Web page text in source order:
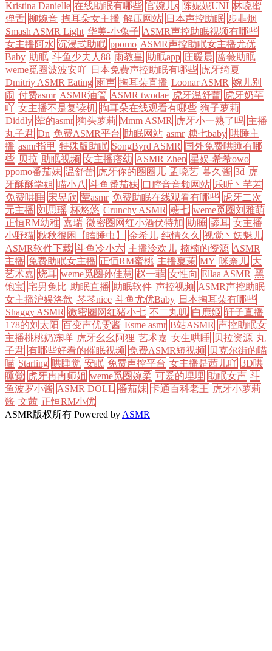
Kristina Danielle 在线助眠有哪些 官婉儿s 陈妮妮UNI 林晓蜜
弹舌 柳婉音 掏耳朵女主播 解压网站 日本声控助眠 步韭烟
Smash ASMR Light 华美-小兔子 ASMR声控助眠视频有哪些
女主播阿水 沉浸式助眠 ppomo ASMR声控助眠女主播尤优
Baby 助眠 斗鱼少夫人88 雨教皇 助眠app 庄暖晨 蔷薇助眠
weme觅圈波波安吖 日本免费声控助眠有哪些 虎牙绮夏
Dmitriy ASMR Eating 雨声 掏耳朵直播 Loonar ASMR 婉儿别
闹 付费asmr ASMR油管 ASMR twodae 虎牙温舒蕾 虎牙奶芊
吖 女主播不是复读机 掏耳朵在线观看有哪些 狗子萝莉
Diddly 荤的asmr 狗头萝莉 Mmm ASMR 虎牙小一熟了吗 主播
丸子君 Dn 免费ASMR平台 助眠网站 asmr 糖七baby 哄睡主
播 asmr指甲 特殊版助眠 SongByrd ASMR 国外免费哄睡有哪
些 贝拉 助眠视频 女主播痞幼 ASMR Zhen 星娱-希希owo
ppomo番茄妹 温舒蕾 虎牙你的圈圈儿 孟晓艺 暮久酱 3d 虎
牙酥酥学姐 喵小八 斗鱼番茄妹 口腔音音频网站 乐听丶芊若
免费哄睡 宋昱欣 荤asmr 免费助眠在线观看有哪些 虎牙二次
元主播 刘思瑶 杯悠悠 Crunchy ASMR 糖七 weme觅圈刘雅萌
正恒RM幼稚 嘉瑞 微密圈网红小酒伏特加 助睡 舔耳 女主播
小野猫 秋秋很困【瞌睡虫】 金希儿 纯情久久 视觉丶妖魅儿
ASMR软件下载 斗鱼冷小六 主播泠欢儿 楠楠的资源 ASMR
主播 免费助眠女主播 正恒RM蜜桃 主播夏茉 MY 咪奈儿 大
艺术嘉 烧耳 weme觅圈孙佳慧 赵一菲 女性向 Ellaa ASMR 黑
饱宝 宅男兔比 助眠直播 助眠软件 声控视频 ASMR声控助眠
女主播沪娱洛歆 琴琴nice 斗鱼尤优Baby 日本掏耳朵有哪些
Shaggy ASMR 微密圈网红猪小七 不二丸叽 白鹿姬 轩子直播
178的刘太阳 百变声优雯酱 Esme asmr B站ASMR 声控助眠女
主播桃桃奶冻咩 虎牙幺幺阿狸 艺术嘉 女生哄睡 贝拉资源 丸
子君 有哪些好看的催眠视频 免费ASMR短视频 贝克尔街的喵
喵 Starling 哄睡觉 安眠 免费声控平台 女主播是茜儿吖 3D哄
睡觉 虎牙冉冉师姐 weme觅圈婉柔 可爱的埋埋 助眠女声 斗
鱼波罗小酱 ASMR DOLL 番茄妹 卡通百科老王 虎牙小萝莉
酱 文茜 正恒RM小优
ASMR版权所有 Powered by ASMR